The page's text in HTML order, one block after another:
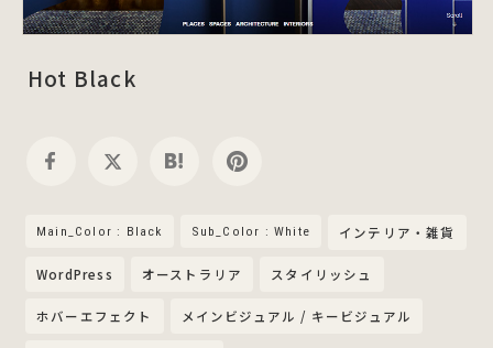
Hot Black
Main_Color : Black Sub_Color : White インテリア・雑貨
WordPress オーストラリア スタイリッシュ
ホバーエフェクト メインビジュアル / キービジュアル